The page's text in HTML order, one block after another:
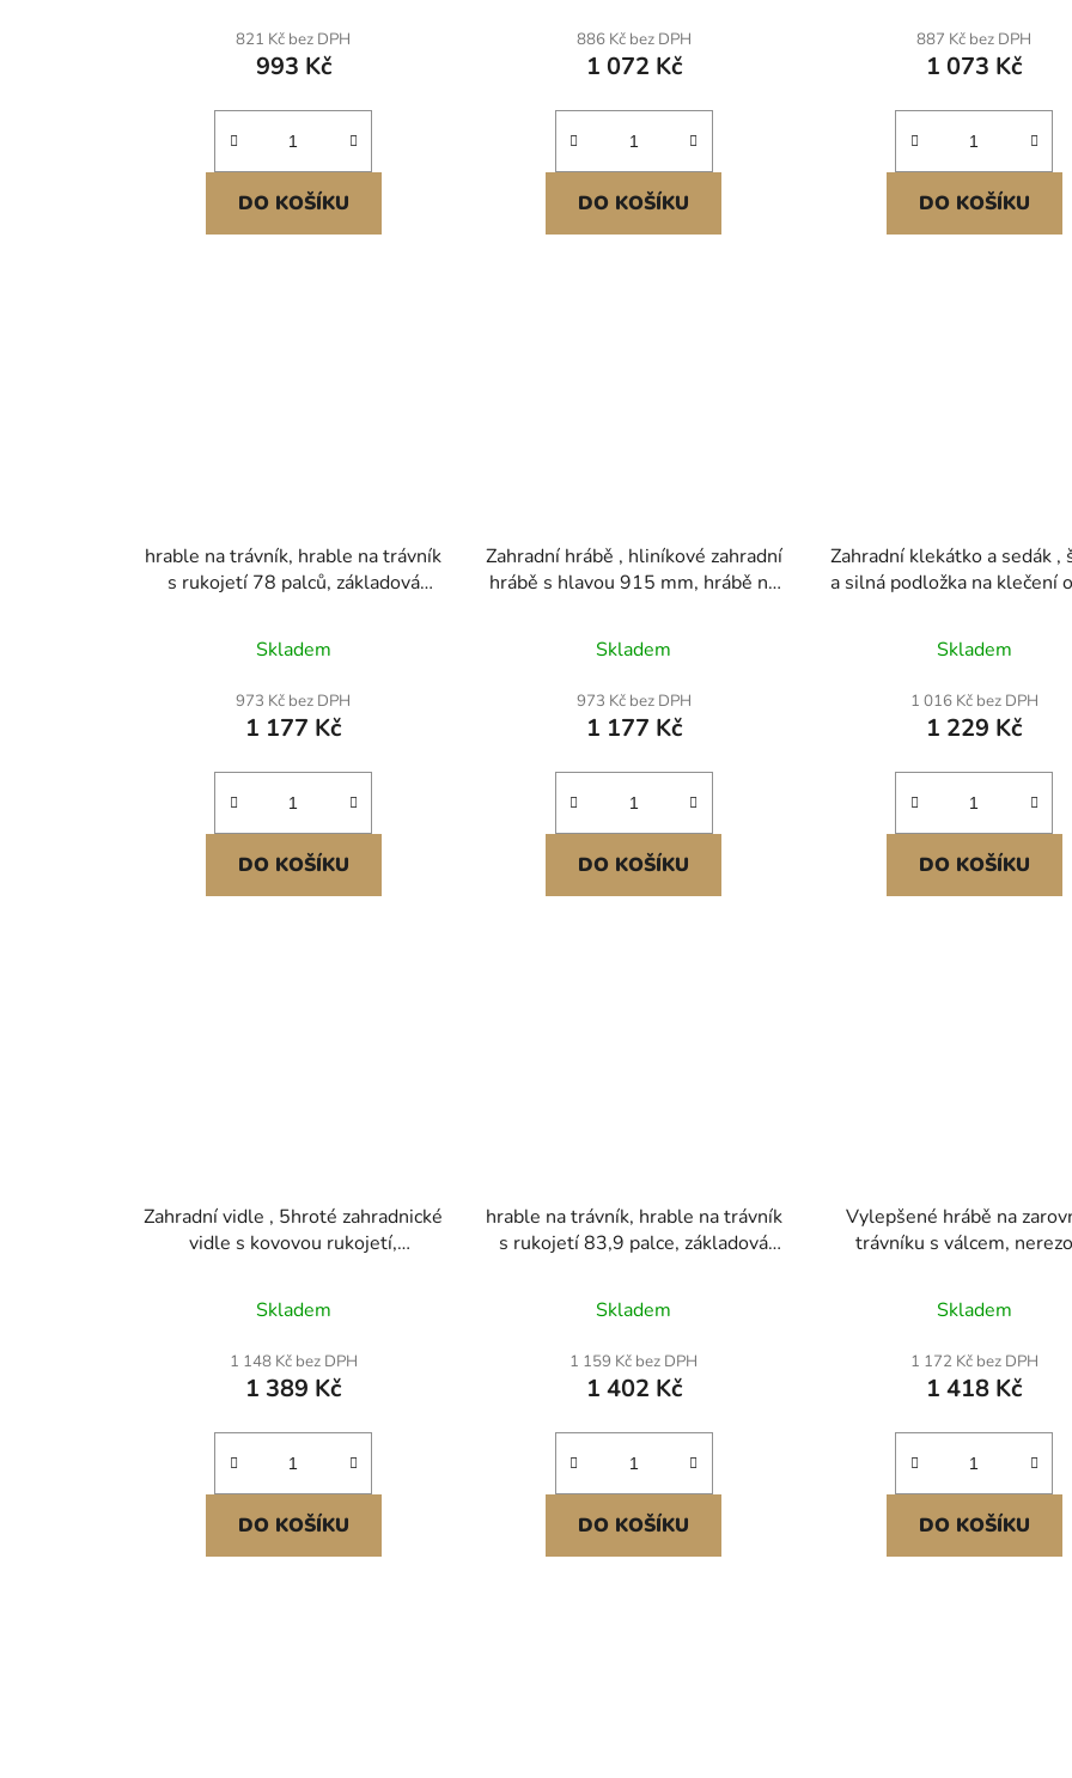
brambor, přesazování,
provzdušňování
821 Kč bez DPH
993 Kč
DO KOŠÍKU
zad, přenosná zahradní lavička pro
ženy a prarodiče
886 Kč bez DPH
1 072 Kč
DO KOŠÍKU
betonové dlažby, pískování,
zubů Víceúčelné aplikace
ve velkém měřítku
887 Kč bez DPH
1 073 Kč
DO KOŠÍKU
hrable na trávník, hrable na trávník
s rukojetí 78 palců, základová
uhlíkové oceli odolné proti korozi,
5 nastavitelných výšek, nástroj pro
vyrovnávání trávníku, který šetří
námahu, pro golfové hřiště
Skladem
973 Kč bez DPH
1 177 Kč
DO KOŠÍKU
Zahradní hrábě , hliníkové zahradní
hrábě s hlavou 915 mm, hrábě na
1915 mm, pro kypření půdy, péči o
trávník, odplevelování jezera,
zahrady a rybníka
Skladem
973 Kč bez DPH
1 177 Kč
DO KOŠÍKU
Zahradní klekátko a sedák ,
a silná podložka na klečení
skládací zahradní sedák s
brašnou na nářadí, úleva od
kolen a zad, protiskluzová
lavice pro prarodiče
Skladem
1 016 Kč bez DPH
1 229 Kč
DO KOŠÍKU
Zahradní vidle , 5hroté zahradnické
vidle s kovovou rukojetí,
úchytem, kované ocelové rýcí vidle
na seno, kompostování brambor,
přesazování, provzdušňování
Skladem
1 148 Kč bez DPH
1 389 Kč
DO KOŠÍKU
hrable na trávník, hrable na trávník
s rukojetí 83,9 palce, základová
uhlíkové oceli odolné proti korozi,
3 nastavitelné výšky, nástroj pro
vyrovnávání trávníku, úspora
práce, pro golfové hřiště
Skladem
1 159 Kč bez DPH
1 402 Kč
DO KOŠÍKU
Vylepšené hrábě na
trávníku s válcem,
nastavitelnou rukojetí
odolné hrábě na
trávníku, nástroj pro úsporu
na golfovém hřišti
odolný Povrch odolný
Skladem
1 172 Kč bez DPH
1 418 Kč
DO KOŠÍKU